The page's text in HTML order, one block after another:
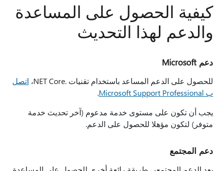
كيفية الحصول على المساعدة
والدعم لهذا التحديث
دعم Microsoft
للحصول على الدعم المساعد باستخدام تقنيات .NET Core،
اتصل
ب Microsoft Support Professional
.
يجب أن تكون على مستوى خدمة مدعوم (آخر تحديث خدمة
متوفر) لتكون مؤهلا للحصول على الدعم.
دعم المجتمع